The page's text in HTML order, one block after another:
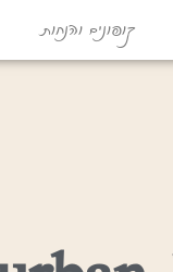
קופונים והנחות